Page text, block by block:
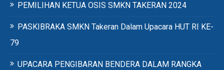
PEMILIHAN KETUA OSIS SMKN TAKERAN 2024
PASKIBRAKA SMKN Takeran Dalam Upacara HUT RI KE-
79
UPACARA PENGIBARAN BENDERA DALAM RANGKA